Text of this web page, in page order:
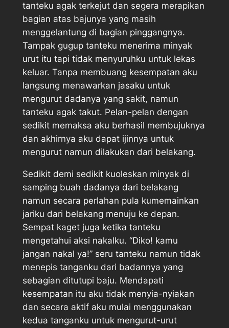
tanteku agak terkejut dan segera merapikan
bagian atas bajunya yang masih
menggelantung di bagian pinggangnya.
Tampak gugup tanteku menerima minyak
urut itu tapi tidak menyuruhku untuk lekas
keluar. Tanpa membuang kesempatan aku
langsung menawarkan jasaku untuk
mengurut dadanya yang sakit, namun
tanteku agak takut. Pelan-pelan dengan
sedikit memaksa aku berhasil membujuknya
dan akhirnya aku dapat ijinnya untuk
mengurut namun dilakukan dari belakang.
Sedikit demi sedikit kuoleskan minyak di
samping buah dadanya dari belakang
namun secara perlahan pula kumemainkan
jariku dari belakang menuju ke depan.
Sempat kaget juga ketika tanteku
mengetahui aksi nakalku. “Diko! kamu
jangan nakal ya!” seru tanteku namun tidak
menepis tanganku dari badannya yang
sebagian ditutupi baju. Mendapati
kesempatan itu aku tidak menyia-nyiakan
dan secara aktif aku mulai menggunakan
kedua tanganku untuk mengurut-urut